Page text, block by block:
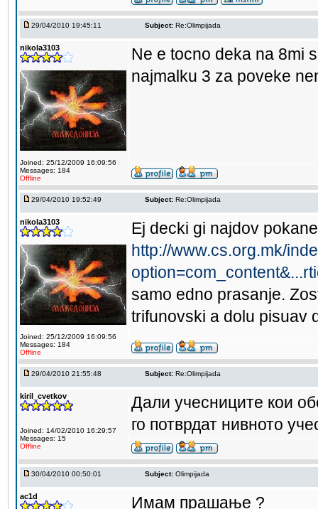
29/04/2010 19:45:11 Subject: Re:Olimpijada
nikola3103
Joined: 25/12/2009 16:09:56
Messages: 184
Offline
Ne e tocno deka na 8mi
najmalku 3 za poveke
29/04/2010 19:52:49 Subject: Re:Olimpijada
nikola3103
Joined: 25/12/2009 16:09:56
Messages: 184
Offline
Ej decki gi najdov
http://www.cs.org.mk/
samo edno prasanje.
trifunovski a dolu pisuav
29/04/2010 21:55:48 Subject: Re:Olimpijada
kiril_cvetkov
Joined: 14/02/2010 16:29:57
Messages: 15
Offline
Дали учесниците кои
го потврдат нивното
30/04/2010 00:50:01 Subject: Olimpijada
ac1d Имам прашање ?